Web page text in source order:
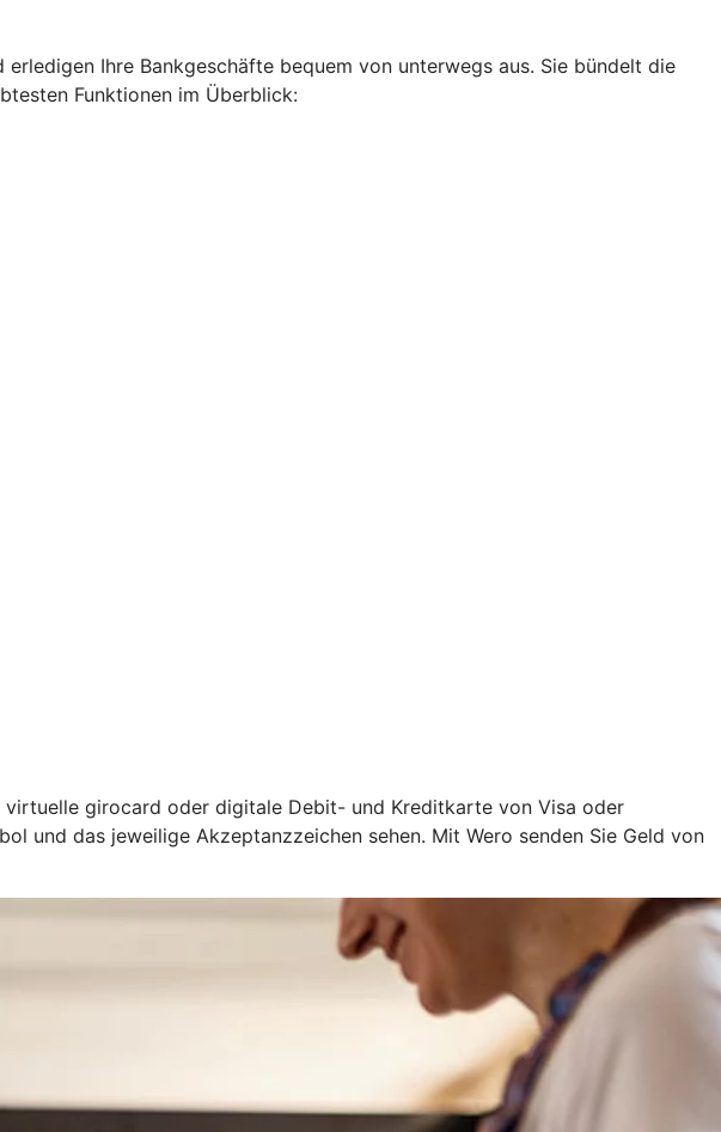
Ihre Bankgeschäfte bequem von unterwegs aus. Sie bündelt die
Funktionen im Überblick:
girocard oder digitale Debit- und Kreditkarte von Visa oder
und das jeweilige Akzeptanzzeichen sehen. Mit Wero senden Sie Geld von